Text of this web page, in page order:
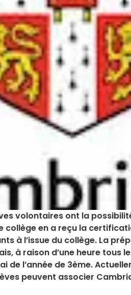
volontaires ont la
en a reçu la
à l’issue du collège. La
à raison d’une heure tous
de l’année de 3ème.
peuvent associer